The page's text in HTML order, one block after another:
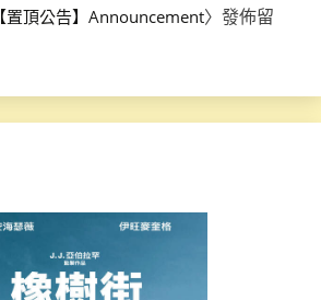
【置頂公告】Announcement〉發佈留